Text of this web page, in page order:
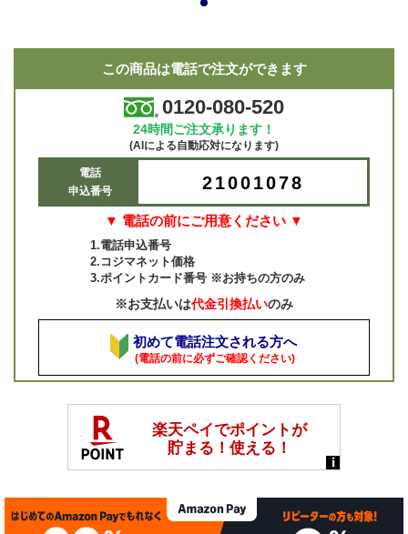
この商品は電話で注文ができます
0120-080-520
24時間ご注文承ります！
(AIによる自動応対になります)
電話
申込番号
21001078
▼ 電話の前にご用意ください ▼
1.電話申込番号
2.コジマネット価格
3.ポイントカード番号 ※お持ちの方のみ
※お支払いは代金引換払いのみ
初めて電話注文される方へ
(電話の前に必ずご確認ください)